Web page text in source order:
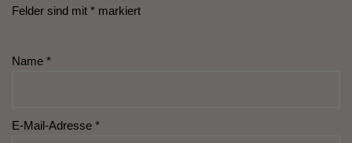
Felder sind mit * markiert
Name *
E-Mail-Adresse *